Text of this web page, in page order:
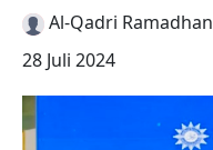
Al-Qadri Ramadhan
28 Juli 2024